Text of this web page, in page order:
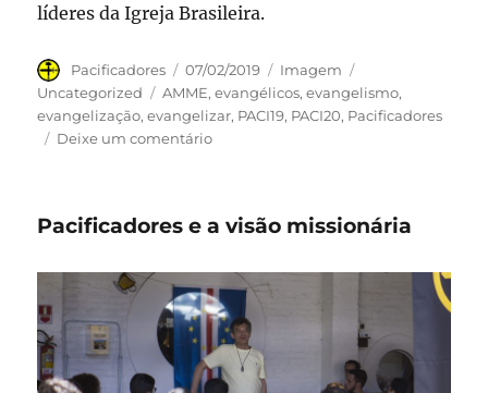
líderes da Igreja Brasileira.
Autor
Pacificadores
Publicado
em
07/02/2019 Formato
Imagem
Uncategorized
Tags
AMME,evangélicos,evangelismo,
evangelização,evangelizar, PACI19, PACI20, Pacificadores
Deixe um comentárioem
evangelização
Pacificadores e a visão missionária